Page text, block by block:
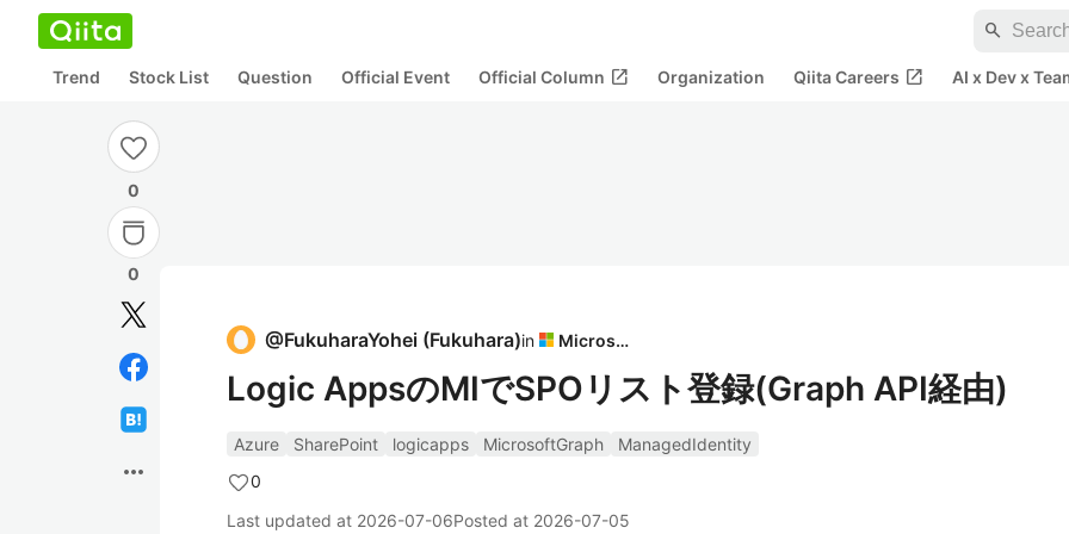
search
Trend Stock List Question Official Event Official Column open_in_new Organization Qiita Careers open_in_new AI x Dev x
0
0
more_horiz
@FukuharaYohei (Fukuhara)in Microsoft
Logic AppsのMIでSPOリスト登録(Graph API経由)
Azure SharePoint logicapps MicrosoftGraph
ManagedIdentity
0
Last updated at 2026-07-06Posted at 2026-07-05